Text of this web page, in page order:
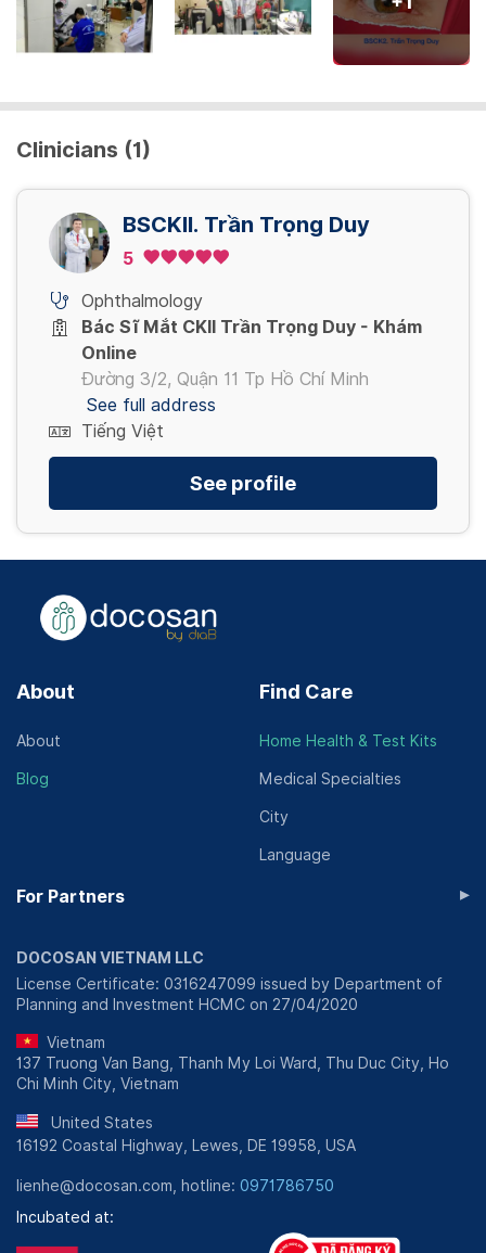
Clinicians (1)
BSCKII. Trần Trọng Duy
5
Ophthalmology
Bác Sĩ Mắt CKII Trần Trọng Duy - Khám
Online
Đường 3/2, Quận 11 Tp Hồ Chí Minh
See full address
Tiếng Việt
See profile
About
About
Blog
Find Care
Home Health & Test Kits
Medical Specialties
City
Language
For Partners ▸
DOCOSAN VIETNAM LLC
License Certificate: 0316247099 issued by Department of
Planning and Investment HCMC on 27/04/2020
Vietnam
137 Truong Van Bang, Thanh My Loi Ward, Thu Duc City, Ho
Chi Minh City, Vietnam
United States
16192 Coastal Highway, Lewes, DE 19958, USA
lienhe@docosan.com, hotline: 0971786750
Incubated at: